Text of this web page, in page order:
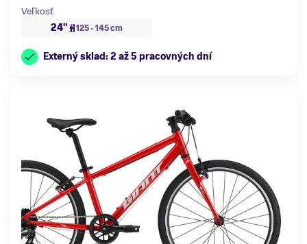
Veľkosť
24"
125 - 145 cm
Externý sklad: 2 až 5 pracovných dní